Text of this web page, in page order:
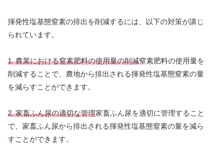
揮発性塩基態窒素の排出を削減するには、以下の対策が講じ
られています。
1. 農業における窒素肥料の使用量の削減窒素肥料の使用量を
削減することで、農地から排出される揮発性塩基態窒素の量
を減らすことができます。
2. 家畜ふん尿の適切な管理家畜ふん尿を適切に管理すること
で、家畜ふん尿から排出される揮発性塩基態窒素の量を減ら
すことができます。